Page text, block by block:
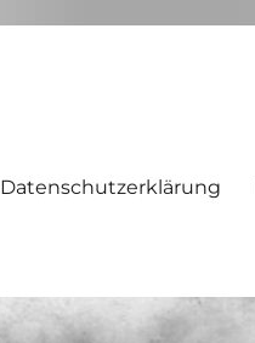
Datenschutzerklärung